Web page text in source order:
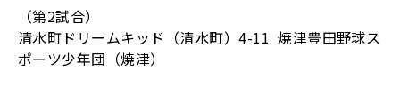
（第2試合）
清水町ドリームキッド（清水町）4-11 焼津豊田野球ス
ポーツ少年団（焼津）